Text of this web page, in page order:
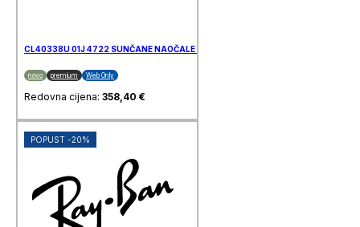
CL40338U 01J 4722 SUNČANE NAOČALE CELINE
novo premium Web Only
Redovna cijena: 358,40 €
POPUST -20%